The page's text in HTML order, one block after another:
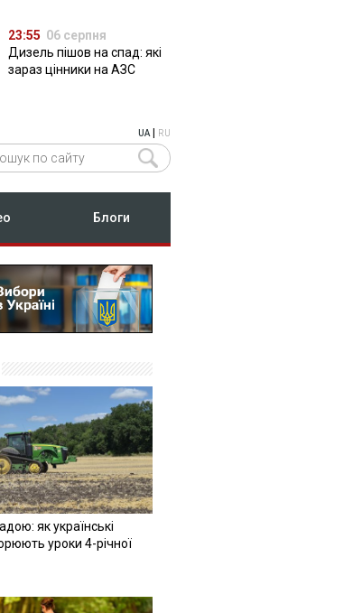
23:55 06 серпня
Дизель пішов на спад: які
зараз цінники на АЗС
UA| RU
Блоги
як українські
уроки 4-річної